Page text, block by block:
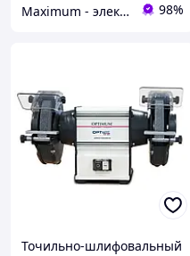
Maximum - электрические и бензиновый инструмент 98%
Точильно-шлифовальный